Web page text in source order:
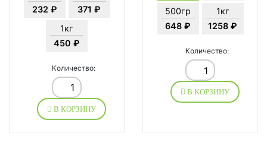
232 ₽
371 ₽
1кг
450 ₽
Количество:
В КОРЗИНУ
500гр
648 ₽
1кг
1258 ₽
Количество:
В КОРЗИНУ